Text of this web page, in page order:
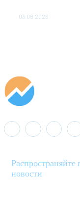
03.08.2026
Распространяйте
новости